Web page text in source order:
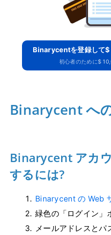
Binarycentを登録して
初心者のために$
Binarycent へ
Binarycent アカ
するには?
Binarycent の Web
緑色の「ログイン」
メールアドレスとパ